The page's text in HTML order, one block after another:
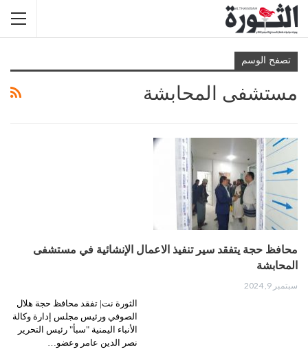
تصفح الوسم
مستشفى المحابشة
محافظ حجة يتفقد سير تنفيذ الاعمال الإنشائية في مستشفى
المحابشة
سبتمبر 9, 2024
الثورة نت| تفقد محافظ حجة هلال
الصوفي ورئيس مجلس إدارة وكالة
الأنباء اليمنية "سبأ" رئيس التحرير
نصر الدين عامر وعضو…